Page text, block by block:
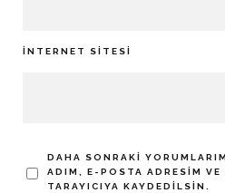
İNTERNET SITESI
DAHA SONRAKI
ADIM, E-POSTA ADRESIM VE
TARAYICIYA KAYDEDILSIN.